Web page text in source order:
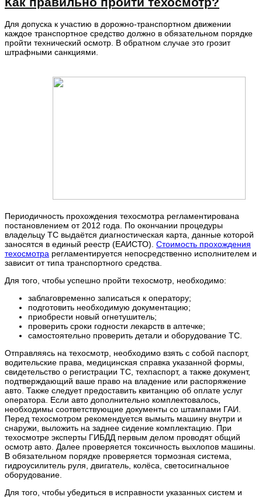
Для допуска к участию в дорожно-транспортном движении
каждое транспортное средство должно в обязательном порядке
пройти технический осмотр. В обратном случае это грозит
штрафными санкциями.
Периодичность прохождения техосмотра регламентирована
постановлением от 2012 года. По окончании процедуры
владельцу ТС выдаётся диагностическая карта, данные которой
заносятся в единый реестр (ЕАИСТО). Стоимость прохождения
техосмотра регламентируется непосредственно исполнителем и
зависит от типа транспортного средства.
Для того, чтобы успешно пройти техосмотр, необходимо:
заблаговременно записаться к оператору;
подготовить необходимую документацию;
приобрести новый огнетушитель;
проверить сроки годности лекарств в аптечке;
самостоятельно проверить детали и оборудование ТС.
Отправляясь на техосмотр, необходимо взять с собой паспорт,
водительские права, медицинская справка указанной формы,
свидетельство о регистрации ТС, техпаспорт, а также документ,
подтверждающий ваше право на владение или распоряжение
авто. Также следует предоставить квитанцию об оплате услуг
оператора. Если авто дополнительно комплектовалось,
необходимы соответствующие документы со штампами ГАИ.
Перед техосмотром рекомендуется вымыть машину внутри и
снаружи, выложить на заднее сидение комплектацию. При
техосмотре эксперты ГИБДД первым делом проводят общий
осмотр авто. Далее проверяется токсичность выхлопов машины.
В обязательном порядке проверяется тормозная система,
гидроусилитель руля, двигатель, колёса, светосигнальное
оборудование.
Для того, чтобы убедиться в исправности указанных систем и